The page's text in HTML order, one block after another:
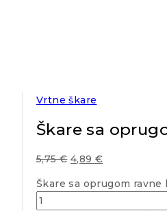
Vrtne škare
Škare sa
5,75€ 4,89 €
Škare sa oprugom ravne